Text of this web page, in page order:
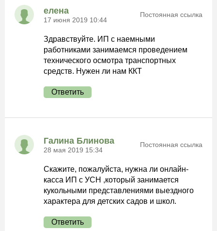
елена
17 июня 2019 10:44
Постоянная ссылка
Здравствуйте. ИП с наемными
работниками занимаемся проведением
технического осмотра транспортных
средств. Нужен ли нам ККТ
Ответить
Галина Блинова
28 мая 2019 15:34
Постоянная ссылка
Скажите, пожалуйста, нужна ли онлайн-
касса ИП с УСН ,который занимается
кукольными представлениями выездного
характера для детских садов и школ.
Ответить